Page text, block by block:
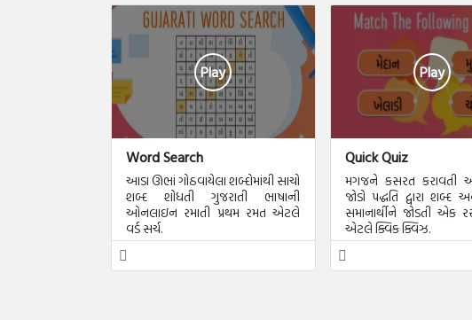
Play
Word Search
આડા ઊભાં ગોઠવાયેલા શબ્દોમાંથી સાચો
શબ્દ શોધતી ગુજરાતી ભાષાની
ઓનલાઇન રમાતી પ્રથમ રમત એટલે
વર્ડ સર્ચ.
Play
Quick Quiz
મગજને કસરત કરાવતી
જોડો પદ્ધતિ દ્વારા
સમાનાર્થીને જોડતી એક
એટલે ક્વિક ક્વિઝ.